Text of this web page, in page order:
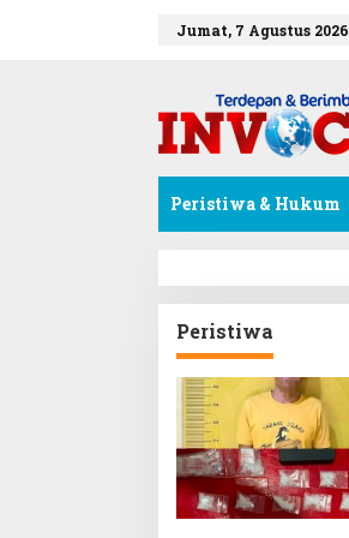
Jumat, 7 Agustus 2026
Peristiwa & Hukum
Peristiwa